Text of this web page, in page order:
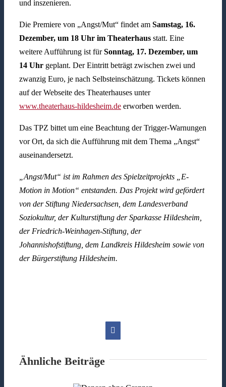
und inszenieren.
Die Premiere von „Angst/Mut“ findet am Samstag, 16.
Dezember, um 18 Uhr im Theaterhausstatt. Eine
weitere Aufführung ist fürSonntag, 17. Dezember, um
14 Uhrgeplant. Der Eintritt beträgt zwischen zwei und
zwanzig Euro, je nach Selbsteinschätzung. Tickets können
auf der Webseite des Theaterhauses unter
www.theaterhaus-hildesheim.deerworben werden.
Das TPZ bittet um eine Beachtung der Trigger-Warnungen
vor Ort, da sich die Aufführung mit dem Thema „Angst“
auseinandersetzt.
„Angst/Mut“ ist im Rahmen des Spielzeitprojekts „E-
Motion in Motion“ entstanden. Das Projekt wird gefördert
von der Stiftung Niedersachsen, dem Landesverband
Soziokultur, der Kulturstiftung der Sparkasse Hildesheim,
der Friedrich-Weinhagen-Stiftung, der
Johannishofstiftung, dem Landkreis Hildesheim sowie von
der Bürgerstiftung Hildesheim.
Facebook
Ähnliche Beiträge